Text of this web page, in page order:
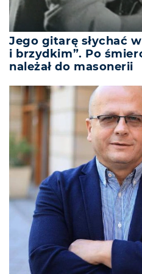
Jego gitarę słychać
i brzydkim”. Po
należał do masonerii